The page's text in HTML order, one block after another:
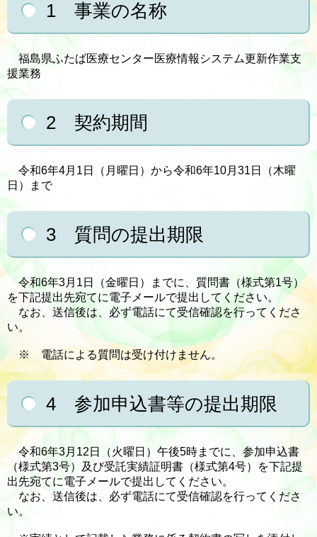
1 事業の名称
福島県ふたば医療センター医療情報システム更新作業支
援業務
2 契約期間
令和6年4月1日（月曜日）から令和6年10月31日（木曜
日）まで
3 質問の提出期限
令和6年3月1日（金曜日）までに、質問書（様式第1号）
を下記提出先宛てに電子メールで提出してください。
なお、送信後は、必ず電話にて受信確認を行ってくださ
い。
※ 電話による質問は受け付けません。
4 参加申込書等の提出期限
令和6年3月12日（火曜日）午後5時までに、参加申込書
（様式第3号）及び受託実績証明書（様式第4号）を下記提
出先宛てに電子メールで提出してください。
なお、送信後は、必ず電話にて受信確認を行ってくださ
い。